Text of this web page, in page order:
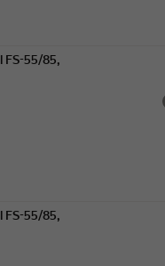
55/85,
55/85,